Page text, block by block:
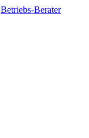
Betriebs-Berater